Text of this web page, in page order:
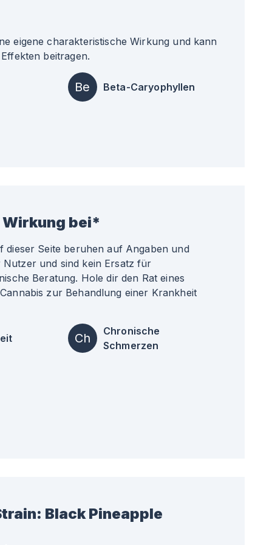
eigene charakteristische Wirkung und kann
beitragen.
Be Beta-Caryophyllen
bei*
dieser Seite beruhen auf Angaben und
und sind kein Ersatz für
Beratung. Hole dir den Rat eines
zur Behandlung einer Krankheit
Ch
Chronische
Schmerzen
Black Pineapple